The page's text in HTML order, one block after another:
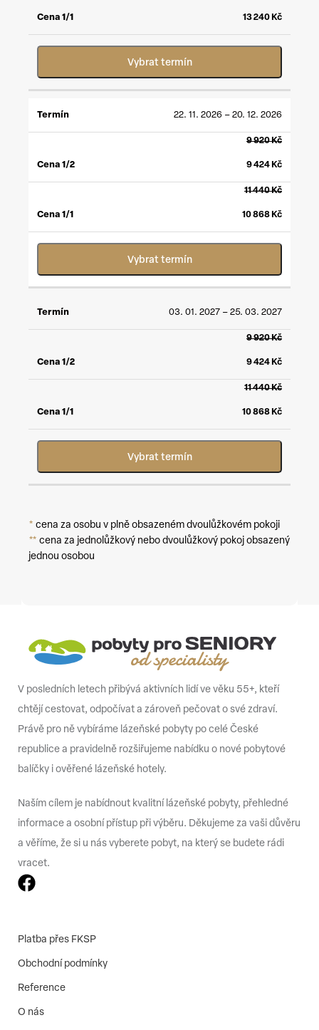
13 240 Kč
Vybrat termín
22. 11. 2026 – 20. 12. 2026
9 920Kč
9 424 Kč
11 440Kč
10 868 Kč
Vybrat termín
03. 01. 2027 – 25. 03. 2027
9 920Kč
9 424 Kč
11 440Kč
10 868 Kč
Vybrat termín
* cena za osobu v plně obsazeném dvoulůžkovém pokoji
** cena za jednolůžkový nebo dvoulůžkový pokoj obsazený
jednou osobou
V posledních letech přibývá aktivních lidí ve věku 55+, kteří
chtějí cestovat, odpočívat a zároveň pečovat o své zdraví.
Právě pro ně vybíráme lázeňské pobyty po celé České
republice a pravidelně rozšiřujeme nabídku o nové pobytové
balíčky i ověřené lázeňské hotely.
Naším cílem je nabídnout kvalitní lázeňské pobyty, přehledné
informace a osobní přístup při výběru. Děkujeme za vaši důvěru
a věříme, že si u nás vyberete pobyt, na který se budete rádi
vracet.
Platba přes FKSP
Obchodní podmínky
Reference
O nás